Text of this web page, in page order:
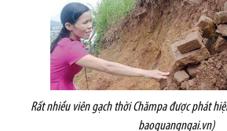
Rất nhiều viên gạch thời Chămpa được phát
baoquangngai.vn)